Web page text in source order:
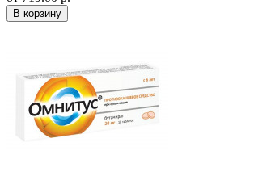
В корзину